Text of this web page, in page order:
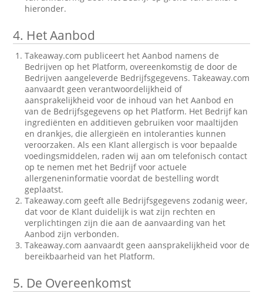
hieronder.
4. Het Aanbod
Takeaway.com publiceert het Aanbod namens de
Bedrijven op het Platform, overeenkomstig de door de
Bedrijven aangeleverde Bedrijfsgegevens. Takeaway.com
aanvaardt geen verantwoordelijkheid of
aansprakelijkheid voor de inhoud van het Aanbod en
van de Bedrijfsgegevens op het Platform. Het Bedrijf kan
ingrediënten en additieven gebruiken voor maaltijden
en drankjes, die allergieën en intoleranties kunnen
veroorzaken. Als een Klant allergisch is voor bepaalde
voedingsmiddelen, raden wij aan om telefonisch contact
op te nemen met het Bedrijf voor actuele
allergeneninformatie voordat de bestelling wordt
geplaatst.
Takeaway.com geeft alle Bedrijfsgegevens zodanig weer,
dat voor de Klant duidelijk is wat zijn rechten en
verplichtingen zijn die aan de aanvaarding van het
Aanbod zijn verbonden.
Takeaway.com aanvaardt geen aansprakelijkheid voor de
bereikbaarheid van het Platform.
5. De Overeenkomst